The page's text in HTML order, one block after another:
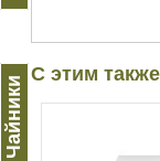
Чайники
С этим